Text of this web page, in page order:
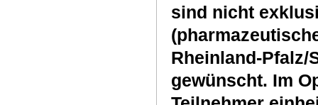
sind nicht
Rheinland-Pfalz/
gewünscht. Im